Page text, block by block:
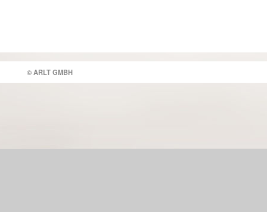
© ARLT GMBH